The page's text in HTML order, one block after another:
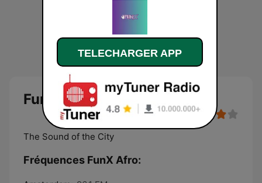
FunX Afro
The Sound of the City
Fréquences FunX Afro:
TELECHARGER APP